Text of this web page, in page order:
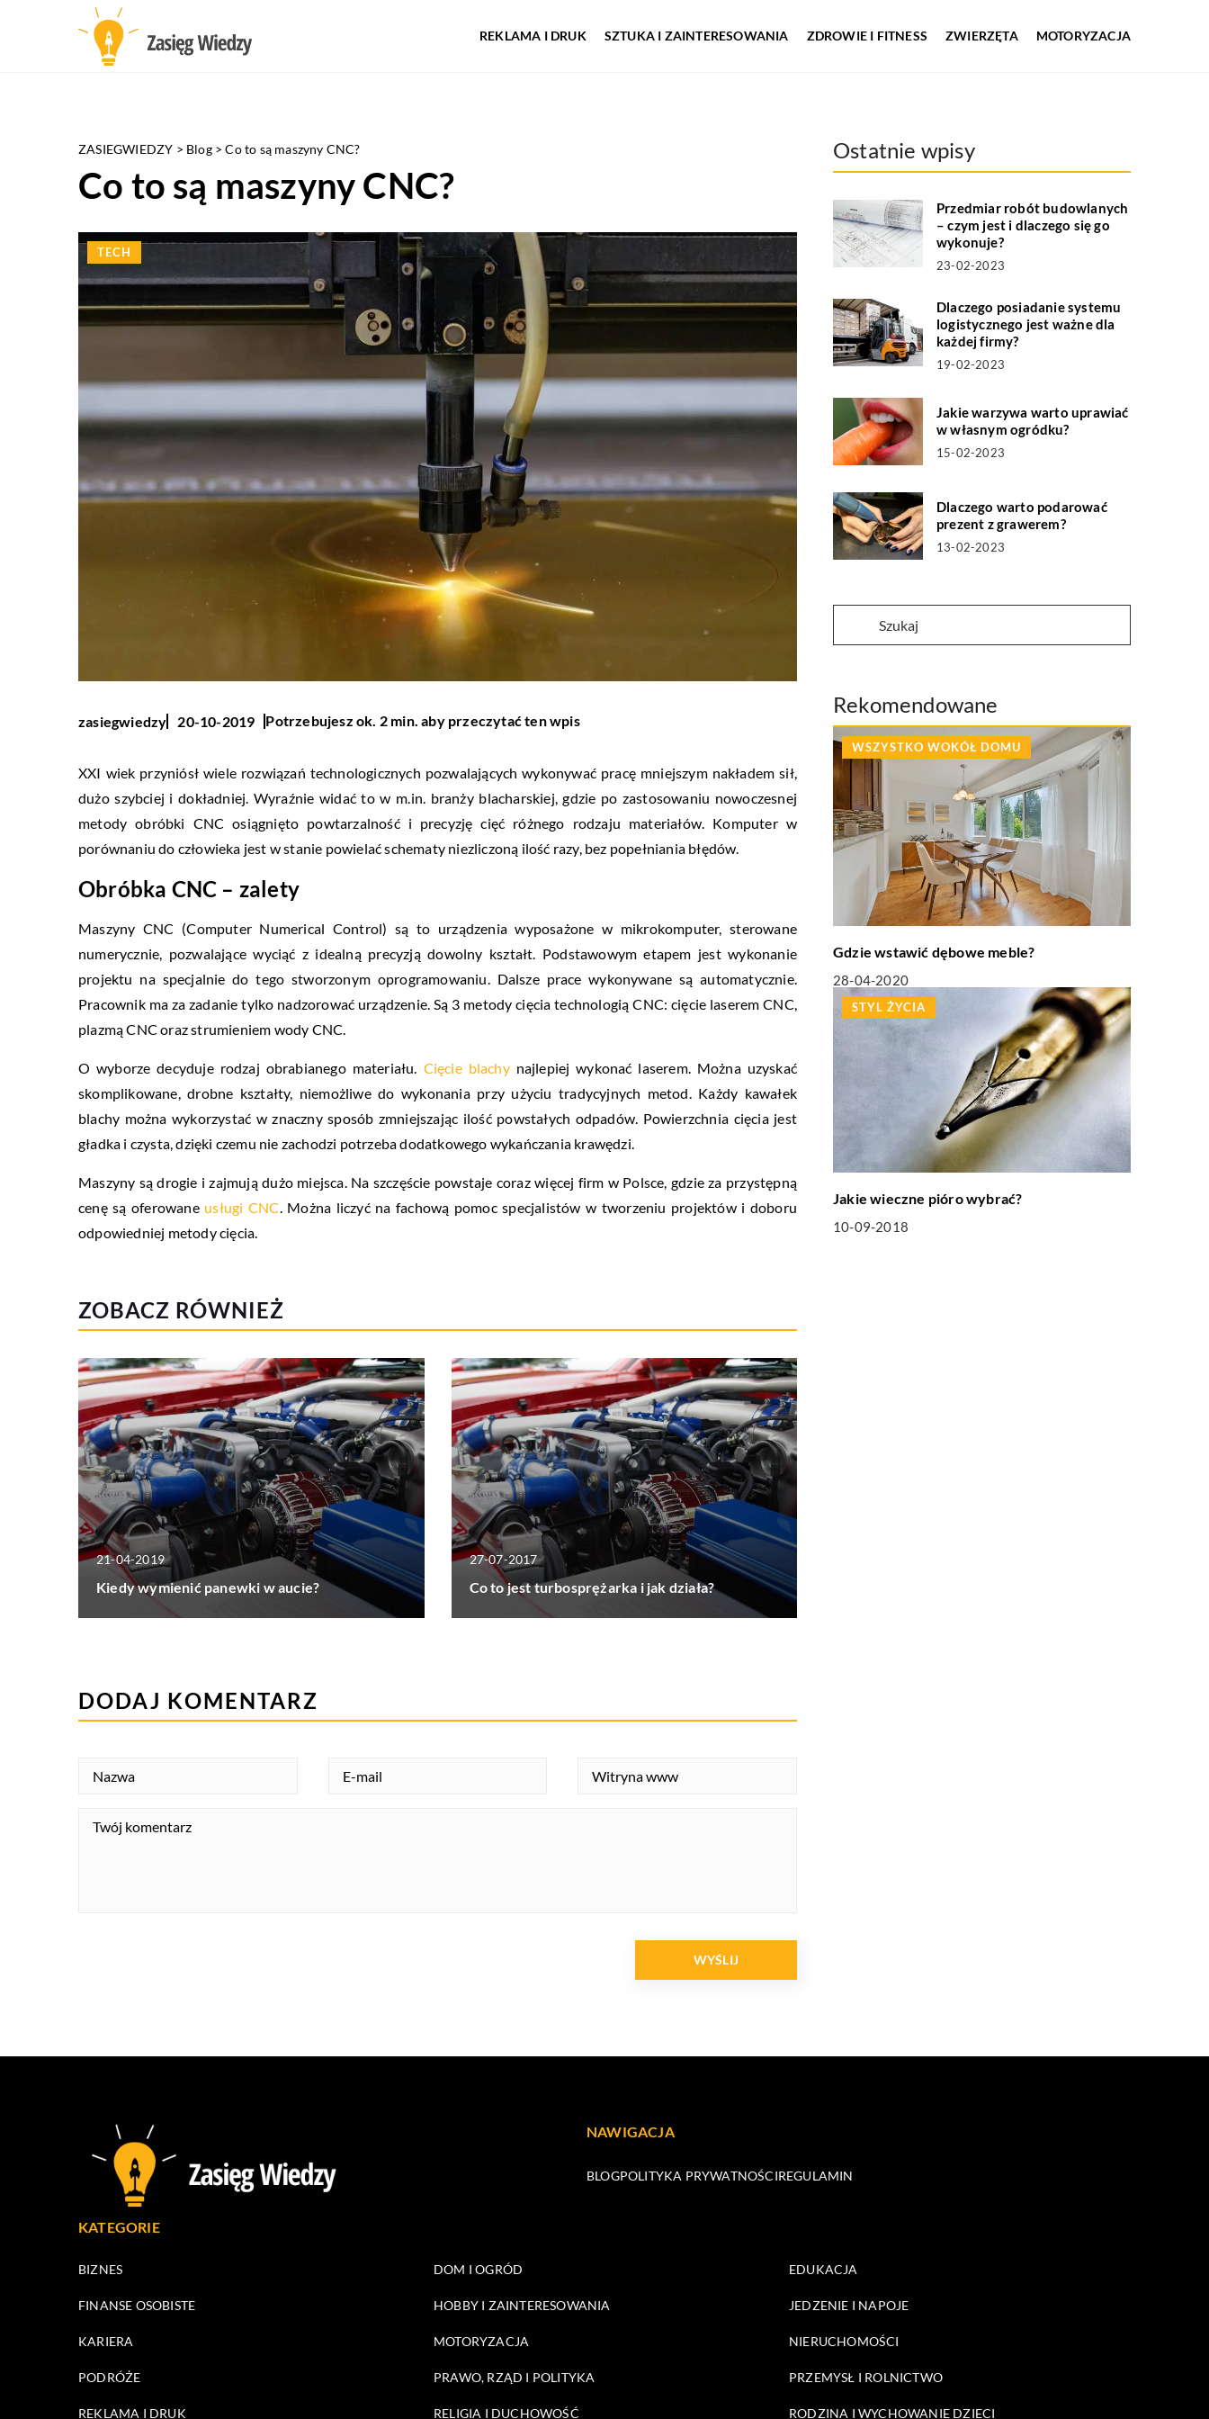
REKLAMA I DRUK SZTUKA I ZAINTERESOWANIA ZDROWIE I FITNESS ZWIERZĘTA MOTORYZACJA
ZASIEGWIEDZY > Blog>Co to są maszyny CNC?
Co to są maszyny CNC?
TECH
zasiegwiedzy 20-10-2019 Potrzebujesz ok. 2 min. aby przeczytać ten wpis
XXI wiek przyniósł wiele rozwiązań technologicznych pozwalających wykonywać pracę mniejszym nakładem sił,
dużo szybciej i dokładniej. Wyraźnie widać to w m.in. branży blacharskiej, gdzie po zastosowaniu nowoczesnej
metody obróbki CNC osiągnięto powtarzalność i precyzję cięć różnego rodzaju materiałów. Komputer w
porównaniu do człowieka jest w stanie powielać schematy niezliczoną ilość razy, bez popełniania błędów.
Obróbka CNC – zalety
Maszyny CNC (Computer Numerical Control) są to urządzenia wyposażone w mikrokomputer, sterowane
numerycznie, pozwalające wyciąć z idealną precyzją dowolny kształt. Podstawowym etapem jest wykonanie
projektu na specjalnie do tego stworzonym oprogramowaniu. Dalsze prace wykonywane są automatycznie.
Pracownik ma za zadanie tylko nadzorować urządzenie. Są 3 metody cięcia technologią CNC: cięcie laserem CNC,
plazmą CNC oraz strumieniem wody CNC.
O wyborze decyduje rodzaj obrabianego materiału. Cięcie blachynajlepiej wykonać laserem. Można uzyskać
skomplikowane, drobne kształty, niemożliwe do wykonania przy użyciu tradycyjnych metod. Każdy kawałek
blachy można wykorzystać w znaczny sposób zmniejszając ilość powstałych odpadów. Powierzchnia cięcia jest
gładka i czysta, dzięki czemu nie zachodzi potrzeba dodatkowego wykańczania krawędzi.
Maszyny są drogie i zajmują dużo miejsca. Na szczęście powstaje coraz więcej firm w Polsce, gdzie za przystępną
cenę są oferowane usługi CNC. Można liczyć na fachową pomoc specjalistów w tworzeniu projektów i doboru
odpowiedniej metody cięcia.
ZOBACZ RÓWNIEŻ
21-04-2019
Kiedy wymienić panewki w aucie?
27-07-2017
Co to jest turbosprężarka i jak działa?
Ostatnie wpisy
Przedmiar robót budowlanych
– czym jest i dlaczego się go
wykonuje?
23-02-2023
Dlaczego posiadanie systemu
logistycznego jest ważne dla
każdej firmy?
19-02-2023
Jakie warzywa warto uprawiać
w własnym ogródku?
15-02-2023
Dlaczego warto podarować
prezent z grawerem?
13-02-2023
Rekomendowane
WSZYSTKO WOKÓŁ DOMU
Gdzie wstawić dębowe meble?
28-04-2020
STYL ŻYCIA
Jakie wieczne pióro wybrać?
10-09-2018
DODAJ KOMENTARZ
NAWIGACJA
BLOGPOLITYKA PRYWATNOŚCIREGULAMIN
KATEGORIE
BIZNES DOM I OGRÓD EDUKACJA
FINANSE OSOBISTE HOBBY I ZAINTERESOWANIA JEDZENIE I NAPOJE
KARIERA MOTORYZACJA NIERUCHOMOŚCI
PODRÓŻE PRAWO, RZĄD I POLITYKA PRZEMYSŁ I ROLNICTWO
REKLAMA I DRUK RELIGIA I DUCHOWOŚĆ RODZINA I WYCHOWANIE DZIECI